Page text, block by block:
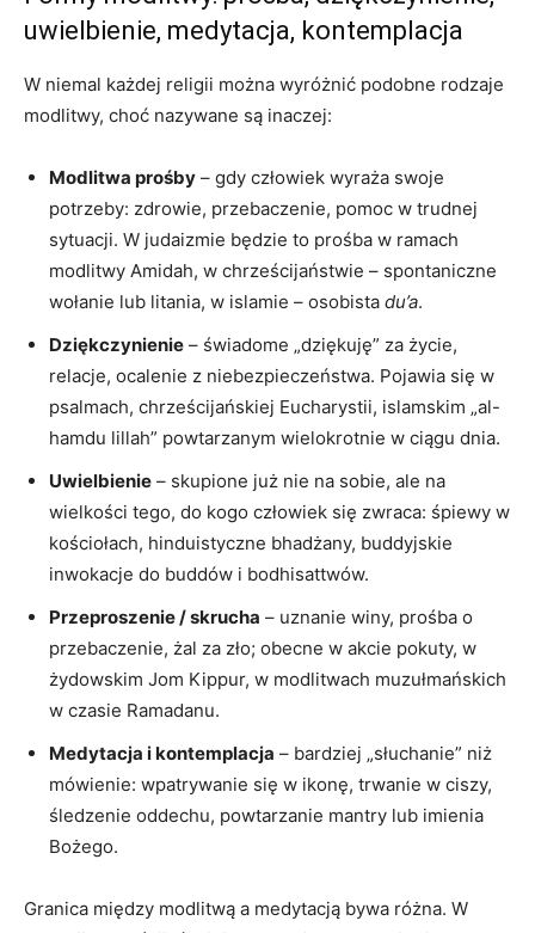
uwielbienie, medytacja, kontemplacja
W niemal każdej religii można wyróżnić podobne rodzaje
modlitwy, choć nazywane są inaczej:
Modlitwa prośby – gdy człowiek wyraża swoje
potrzeby: zdrowie, przebaczenie, pomoc w trudnej
sytuacji. W judaizmie będzie to prośba w ramach
modlitwy Amidah, w chrześcijaństwie – spontaniczne
wołanie lub litania, w islamie – osobista du’a.
Dziękczynienie – świadome „dziękuję” za życie,
relacje, ocalenie z niebezpieczeństwa. Pojawia się w
psalmach, chrześcijańskiej Eucharystii, islamskim „al-
hamdu lillah” powtarzanym wielokrotnie w ciągu dnia.
Uwielbienie – skupione już nie na sobie, ale na
wielkości tego, do kogo człowiek się zwraca: śpiewy w
kościołach, hinduistyczne bhadżany, buddyjskie
inwokacje do buddów i bodhisattwów.
Przeproszenie / skrucha – uznanie winy, prośba o
przebaczenie, żal za zło; obecne w akcie pokuty, w
żydowskim Jom Kippur, w modlitwach muzułmańskich
w czasie Ramadanu.
Medytacja i kontemplacja – bardziej „słuchanie” niż
mówienie: wpatrywanie się w ikonę, trwanie w ciszy,
śledzenie oddechu, powtarzanie mantry lub imienia
Bożego.
Granica między modlitwą a medytacją bywa różna. W